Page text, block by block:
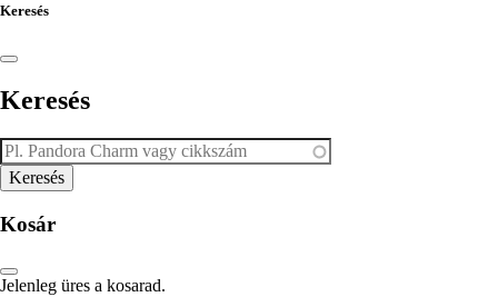
Keresés
Keresés
Kosár
Jelenleg üres a kosarad.